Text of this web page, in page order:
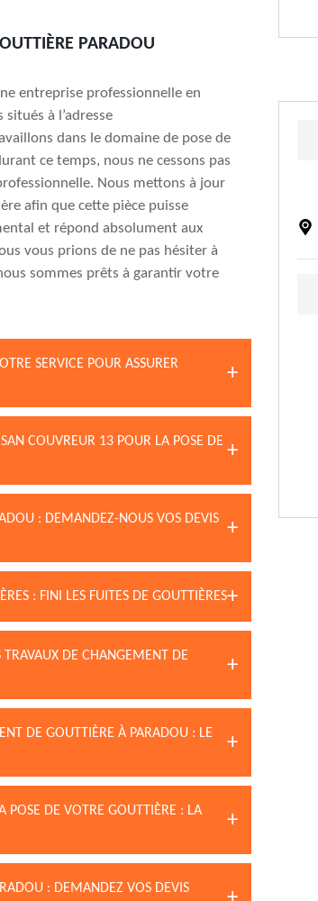
PARADOU
entreprise professionnelle en
à l’adresse
dans le domaine de pose de
ce temps, nous ne cessons pas
Nous mettons à jour
afin que cette pièce puisse
et répond absolument aux
vous prions de ne pas hésiter à
sommes prêts à garantir votre
SERVICE POUR ASSURER
COUVREUR 13 POUR LA POSE DE
: DEMANDEZ-NOUS VOS DEVIS
: FINI LES FUITES DE GOUTTIÈRES
DE CHANGEMENT DE
DE GOUTTIÈRE À PARADOU : LE
POSE DE VOTRE GOUTTIÈRE : LA
: DEMANDEZ VOS DEVIS